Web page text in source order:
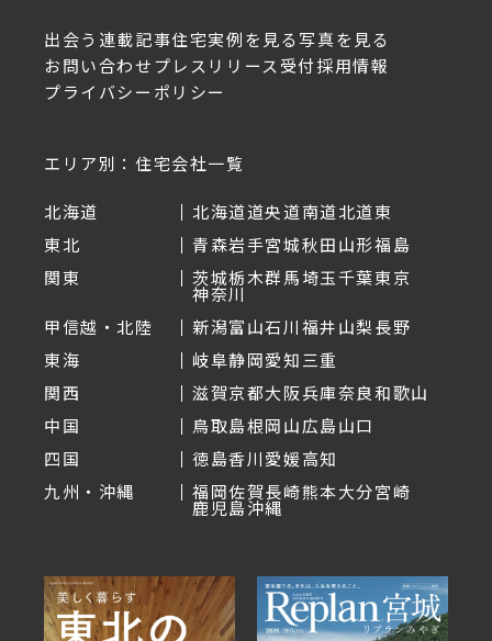
出会う 連載記事住宅実例を見る写真を見る
お問い合わせ プレスリリース受付採用情報
プライバシーポリシー
エリア別：住宅会社一覧
北海道 北海道道央道南道北道東
東北
青森岩手宮城秋田山形福島
関東
茨城栃木群馬埼玉千葉東京
神奈川
甲信越・北陸
新潟富山石川福井山梨長野
東海
岐阜静岡愛知三重
関西
滋賀京都大阪兵庫奈良和歌山
中国
鳥取島根岡山広島山口
四国
徳島香川愛媛高知
九州・沖縄
福岡佐賀長崎熊本大分宮崎
鹿児島沖縄